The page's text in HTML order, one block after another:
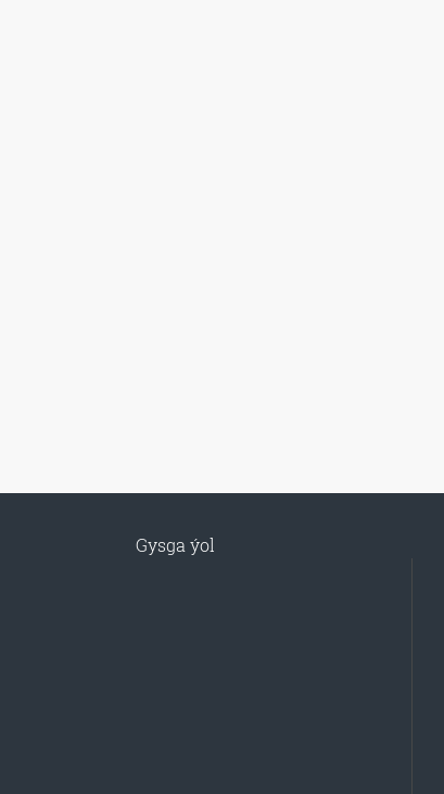
Gysga ýol